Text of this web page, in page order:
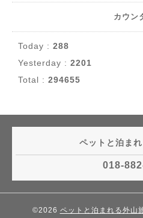
カウン
Today : 288
Yesterday : 2201
Total : 294655
ペットと泊ま
018-
©2026 ペットと泊まれる外山